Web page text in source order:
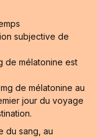
subjective de
de mélatonine est
de mélatonine au
jour du voyage
du sang, au